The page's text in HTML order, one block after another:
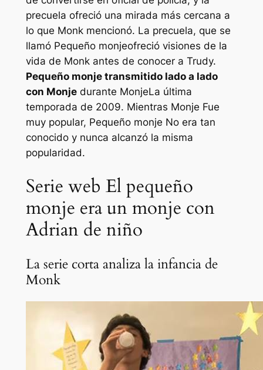
precuela ofreció una mirada más cercana a
lo que Monk mencionó. La precuela, que se
llamó Pequeño monjeofreció visiones de la
vida de Monk antes de conocer a Trudy.
Pequeño monjetransmitido lado a lado
con Monje durante MonjeLa última
temporada de 2009. Mientras Monje Fue
muy popular, Pequeño monje No era tan
conocido y nunca alcanzó la misma
popularidad.
Serie web El pequeño
monje era un monje con
Adrian de niño
La serie corta analiza la infancia de
Monk